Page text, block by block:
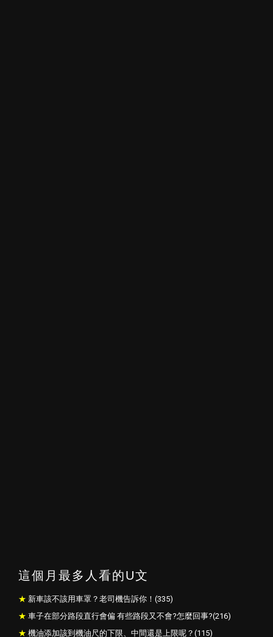
這個月最多人看的U文
新車該不該用車罩？老司機告訴你！(335)
車子在部分路段直行會偏 有些路段又不會?怎麼回事?(216)
機油添加該到機油尺的下限、中間還是上限呢？(115)